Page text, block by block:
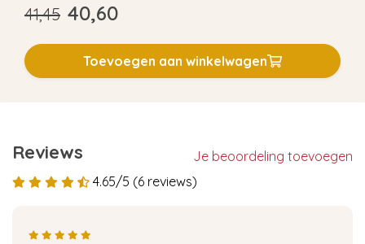
41,45 40,60
Toevoegen aan winkelwagen
Reviews
Je beoordeling toevoegen
4.65/5 (6 reviews)